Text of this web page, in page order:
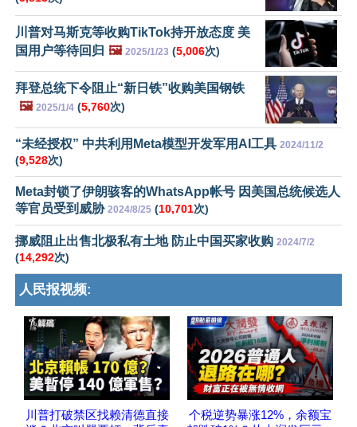
川普对马斯克等收购TikTok持开放态度 美
国用户等待回归 🖼️ 2025/1/23 (5,006次)
拜登总统下令阻止“新日铁”收购美国钢铁
🖼️ 2025/1/4 (5,760次)
“未经授权” 中共利用Meta模型开发军用AI工具 2024/11/2
(9,528次)
Meta封锁了伊朗骇客的WhatsApp帐号 因美国总统候选人
等官员受到威胁 2024/8/25 (10,701次)
挪威阻止出售北极私有土地 防止中国买家收购 2024/7/2
(14,292次)
人民报视频:
川普打破禁区找赖清德直接
个税逆势暴涨12%，余额宝